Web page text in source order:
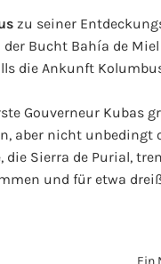
zu seiner
Bucht Bahía de
die Ankunft
Gouverneur Kubas
aber nicht
die Sierra de Purial,
und für etwa